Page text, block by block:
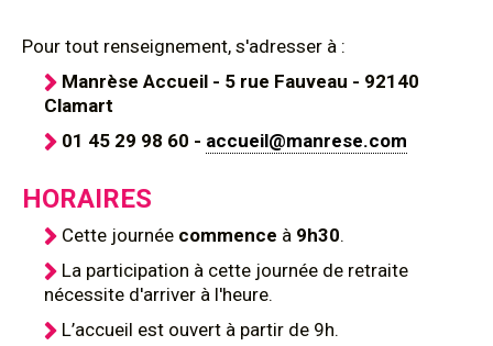
Pour tout renseignement, s'adresser à :
Manrèse Accueil - 5 rue Fauveau - 92140
Clamart
01 45 29 98 60 - accueil@manrese.com
HORAIRES
Cette journée commence à 9h30.
La participation à cette journée de retraite
nécessite d'arriver à l'heure.
L’accueil est ouvert à partir de 9h.